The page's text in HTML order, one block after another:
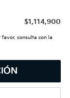
$1,114,900
consulta con la